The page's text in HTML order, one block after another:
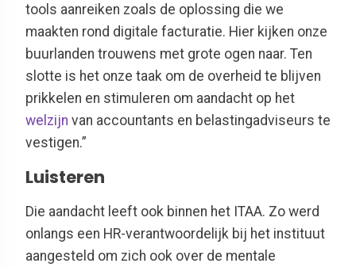
tools aanreiken zoals de oplossing die we
maakten rond digitale facturatie. Hier kijken onze
buurlanden trouwens met grote ogen naar. Ten
slotte is het onze taak om de overheid te blijven
prikkelen en stimuleren om aandacht op het
welzijn van accountants en belastingadviseurs te
vestigen.”
Luisteren
Die aandacht leeft ook binnen het ITAA. Zo werd
onlangs een HR-verantwoordelijk bij het instituut
aangesteld om zich ook over de mentale